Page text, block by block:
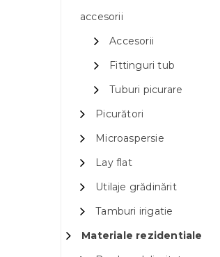
accesorii
Accesorii
Fittinguri tub
Tuburi picurare
Picurători
Microaspersie
Lay flat
Utilaje grădinărit
Tamburi irigatie
Materiale rezidentiale